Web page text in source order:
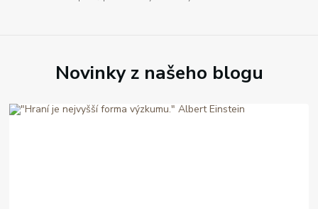
Novinky z našeho blogu